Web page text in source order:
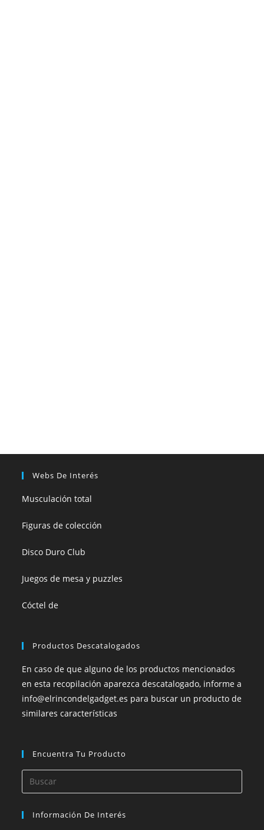
Webs De Interés
Musculación total
Figuras de colección
Disco Duro Club
Juegos de mesa y puzzles
Cóctel de
Productos Descatalogados
En caso de que alguno de los productos mencionados
en esta recopilación aparezca descatalogado, informe a
info@elrincondelgadget.es para buscar un producto de
similares características
Encuentra Tu Producto
Información De Interés